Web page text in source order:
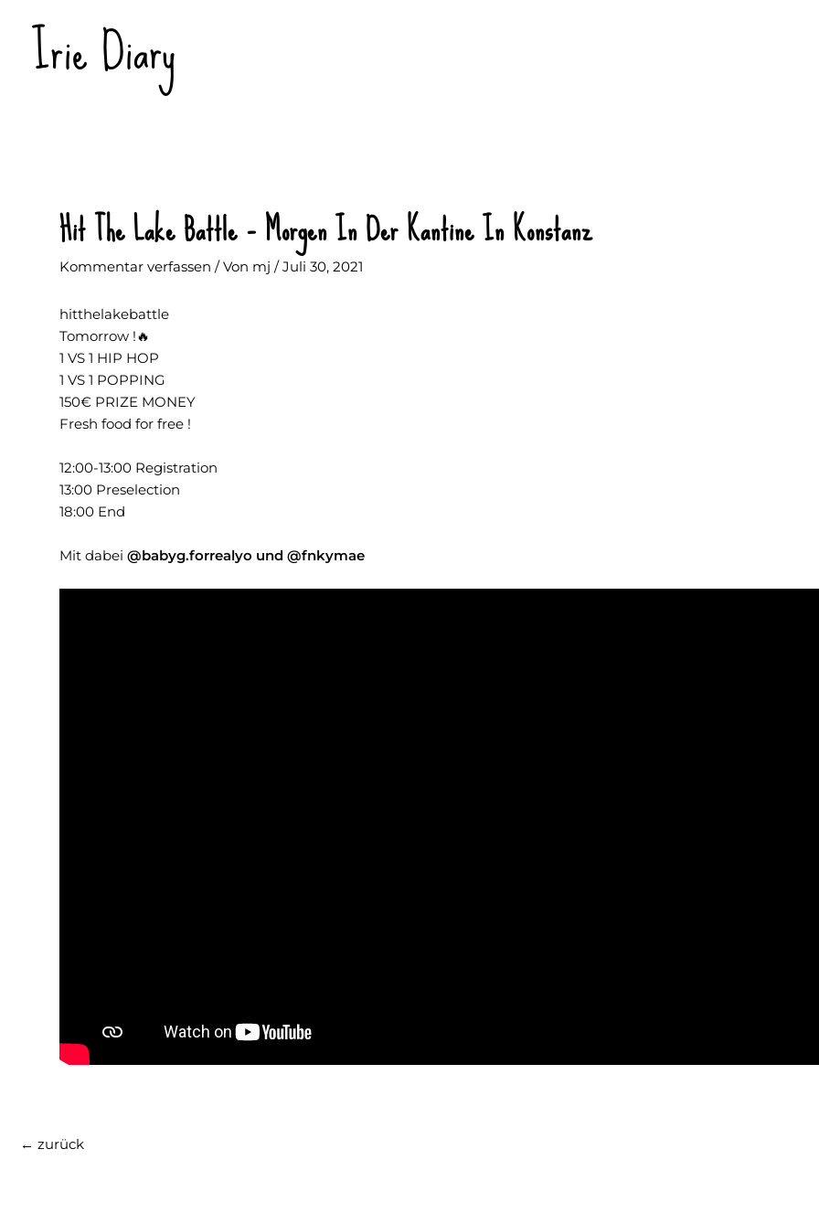
Inhalt
springenIrie Diary
Hit The Lake Battle – Morgen In Der Kantine In Konstanz
Kommentar verfassen / Von mj /Juli 30, 2021
hitthelakebattle
Tomorrow !🔥
1 VS 1 HIP HOP
1 VS 1 POPPING
150€ PRIZE MONEY
Fresh food for free !
12:00-13:00 Registration
13:00 Preselection
18:00 End
Mit dabei @babyg.forrealyo und @fnkymae
← zurück